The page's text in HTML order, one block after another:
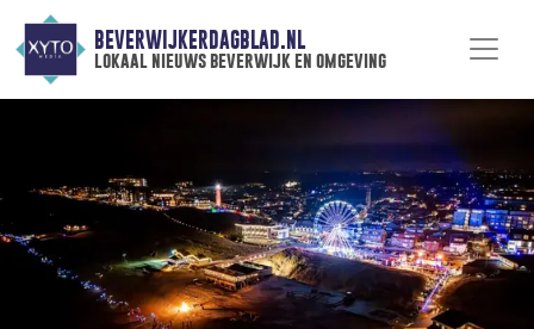
BEVERWIJKERDAGBLAD.NL
lokaal nieuws beverwijk en omgeving